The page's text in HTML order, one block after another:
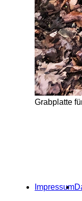
Grabplatte
Impressum